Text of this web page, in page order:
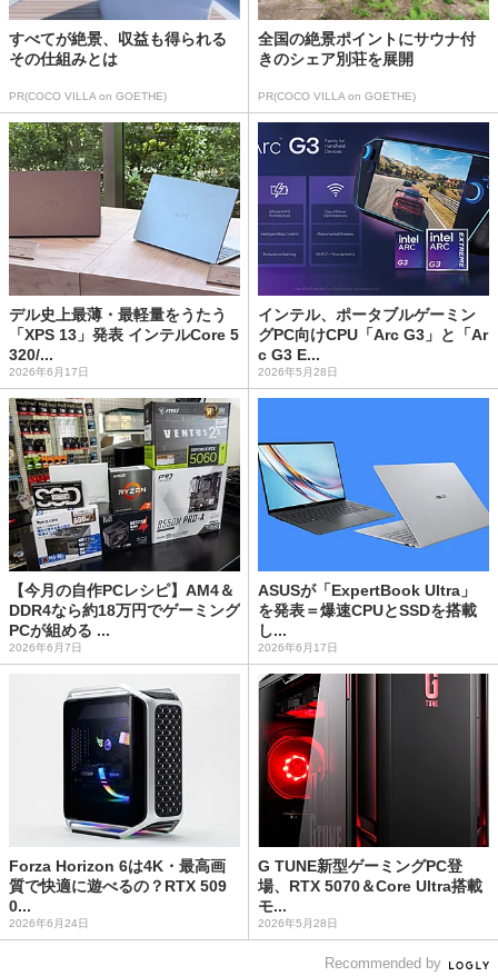
すべてが絶景、収益も得られる
その仕組みとは
PR(COCO VILLA on GOETHE)
全国の絶景ポイントにサウナ付
きのシェア別荘を展開
PR(COCO VILLA on GOETHE)
デル史上最薄・最軽量をうたう
「XPS 13」発表 インテルCore 5
320/...
2026年6月17日
インテル、ポータブルゲーミン
グPC向けCPU「Arc G3」と「Ar
c G3 E...
2026年5月28日
【今月の自作PCレシピ】AM4＆
DDR4なら約18万円でゲーミング
PCが組める ...
2026年6月7日
ASUSが「ExpertBook Ultra」
を発表＝爆速CPUとSSDを搭載
し...
2026年6月17日
Forza Horizon 6は4K・最高画
質で快適に遊べるの？RTX 509
0...
2026年6月24日
G TUNE新型ゲーミングPC登
場、RTX 5070＆Core Ultra搭載
モ...
2026年5月28日
Recommended by